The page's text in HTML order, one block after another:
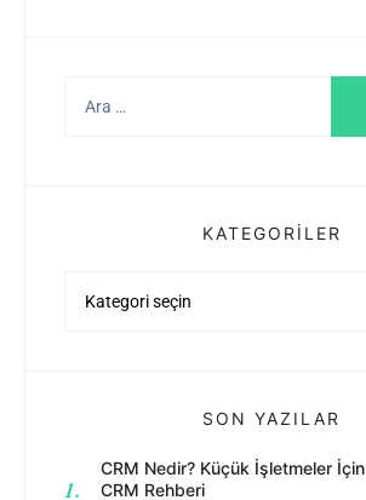
KATEGORILER
SON YAZILAR
CRM Nedir? Küçük İşletmeler İçin
CRM Rehberi